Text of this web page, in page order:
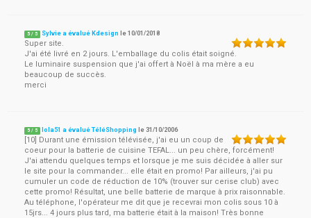
5 / 5 Sylvie a évalué Kdesign le10/01/2018
Super site.
J'ai été livré en 2 jours. L'emballage du colis était soigné.
Le luminaire suspension que j'ai offert à Noël à ma mère a eu
beaucoup de succès.
merci
5 / 5 lola51 a évalué TéléShopping le31/10/2006
[10] Durant une émission télévisée, j'ai eu un coup de
coeur pour la batterie de cuisine TEFAL... un peu chère, forcément!
J'ai attendu quelques temps et lorsque je me suis décidée à aller sur
le site pour la commander... elle était en promo! Par ailleurs, j'ai pu
cumuler un code de réduction de 10% (trouver sur cerise club) avec
cette promo! Résultat, une belle batterie de marque à prix raisonnable.
Au téléphone, l'opérateur me dit que je recevrai mon colis sous 10 à
15jrs... 4 jours plus tard, ma batterie était à la maison! Très bonne